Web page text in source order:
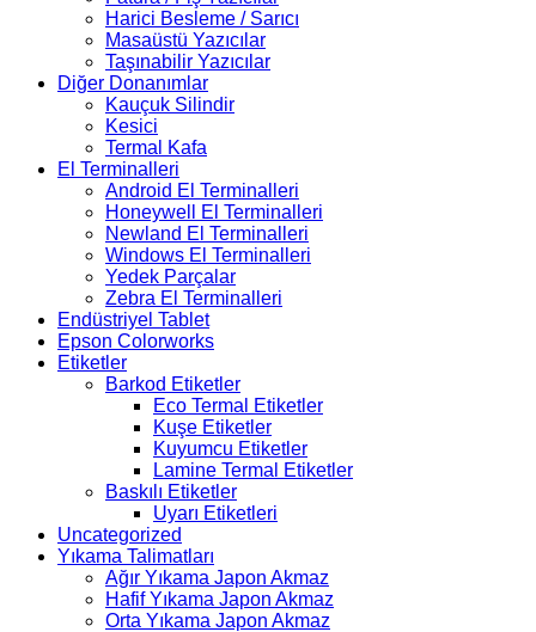
Harici Besleme / Sarıcı
Masaüstü Yazıcılar
Taşınabilir Yazıcılar
Diğer Donanımlar
Kauçuk Silindir
Kesici
Termal Kafa
El Terminalleri
Android El Terminalleri
Honeywell El Terminalleri
Newland El Terminalleri
Windows El Terminalleri
Yedek Parçalar
Zebra El Terminalleri
Endüstriyel Tablet
Epson Colorworks
Etiketler
Barkod Etiketler
Eco Termal Etiketler
Kuşe Etiketler
Kuyumcu Etiketler
Lamine Termal Etiketler
Baskılı Etiketler
Uyarı Etiketleri
Uncategorized
Yıkama Talimatları
Ağır Yıkama Japon Akmaz
Hafif Yıkama Japon Akmaz
Orta Yıkama Japon Akmaz